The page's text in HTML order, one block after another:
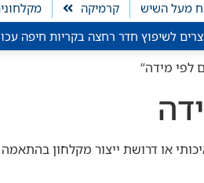
מעל השיש קרמיקה
לשיפוץ חדר רחצה בקריות חיפה עכו נהריה ב-
לפי מידה”